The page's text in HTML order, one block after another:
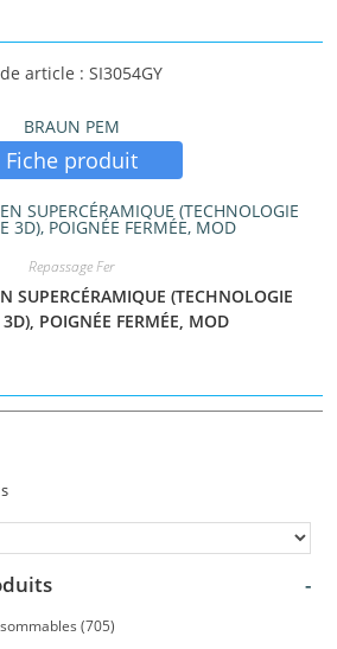
article : SI3054GY
BRAUN PEM
Fiche produit
Repassage Fer
SUPERCÉRAMIQUE (TECHNOLOGIE
3D), POIGNÉE FERMÉE, MOD
-
(705)